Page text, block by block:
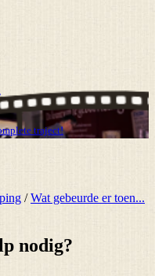
traject!
/Wat gebeurde er toen...
nodig?